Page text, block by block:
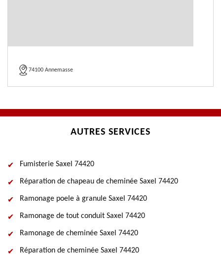
74100 Annemasse
AUTRES SERVICES
Fumisterie Saxel 74420
Réparation de chapeau de cheminée Saxel 74420
Ramonage poele à granule Saxel 74420
Ramonage de tout conduit Saxel 74420
Ramonage de cheminée Saxel 74420
Réparation de cheminée Saxel 74420